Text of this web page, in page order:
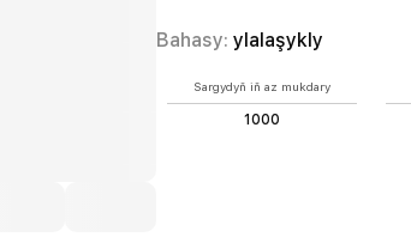
Bahasy: ylalaşykly
Sargydyň iň az mukdary
1000